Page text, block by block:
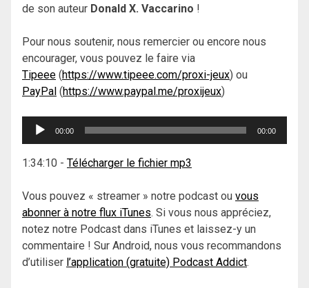
de son auteur Donald X. Vaccarino !
Pour nous soutenir, nous remercier ou encore nous
encourager, vous pouvez le faire via
Tipeee (https://www.tipeee.com/proxi-jeux) ou
PayPal (https://www.paypal.me/proxijeux)
Lecteur
00:00 00:00
1:34:10 - Télécharger le fichier mp3
Vous pouvez « streamer » notre podcast ou vous
abonner à notre flux iTunes. Si vous nous appréciez,
notez notre Podcast dans iTunes et laissez-y un
commentaire ! Sur Android, nous vous recommandons
d’utiliser l’application (gratuite) Podcast Addict.